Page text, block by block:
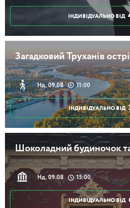
ІНДИВІДУАЛЬНО ВІД
Загадковий Труханів
Нд, 09.08 11:00
ІНДИВІДУАЛЬНО ВІД
Шоколадний будиночок
Нд, 09.08 15:00
ІНДИВІДУАЛЬНО ВІД